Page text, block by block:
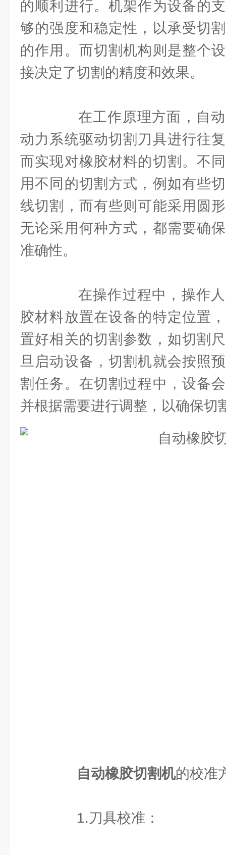
的顺利进行。机架作为设备的
够的强度和稳定性，以承受切
的作用。而切割机构则是整个
接决定了切割的精度和效果。
在工作原理方面，自动
动力系统驱动切割刀具进行往
而实现对橡胶材料的切割。不
用不同的切割方式，例如有些
线切割，而有些则可能采用圆
无论采用何种方式，都需要确
准确性。
在操作过程中，操作人
胶材料放置在设备的特定位置
置好相关的切割参数，如切割
旦启动设备，切割机就会按照
割任务。在切割过程中，设备
并根据需要进行调整，以确保切
自动橡胶切割机的校准
1.刀具校准：